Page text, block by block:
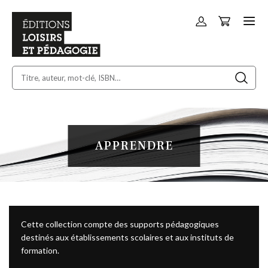
Allez
Panier
APPRENDRE
Cette collection compte des supports pédagogiques
destinés aux établissements scolaires et aux instituts de
formation.